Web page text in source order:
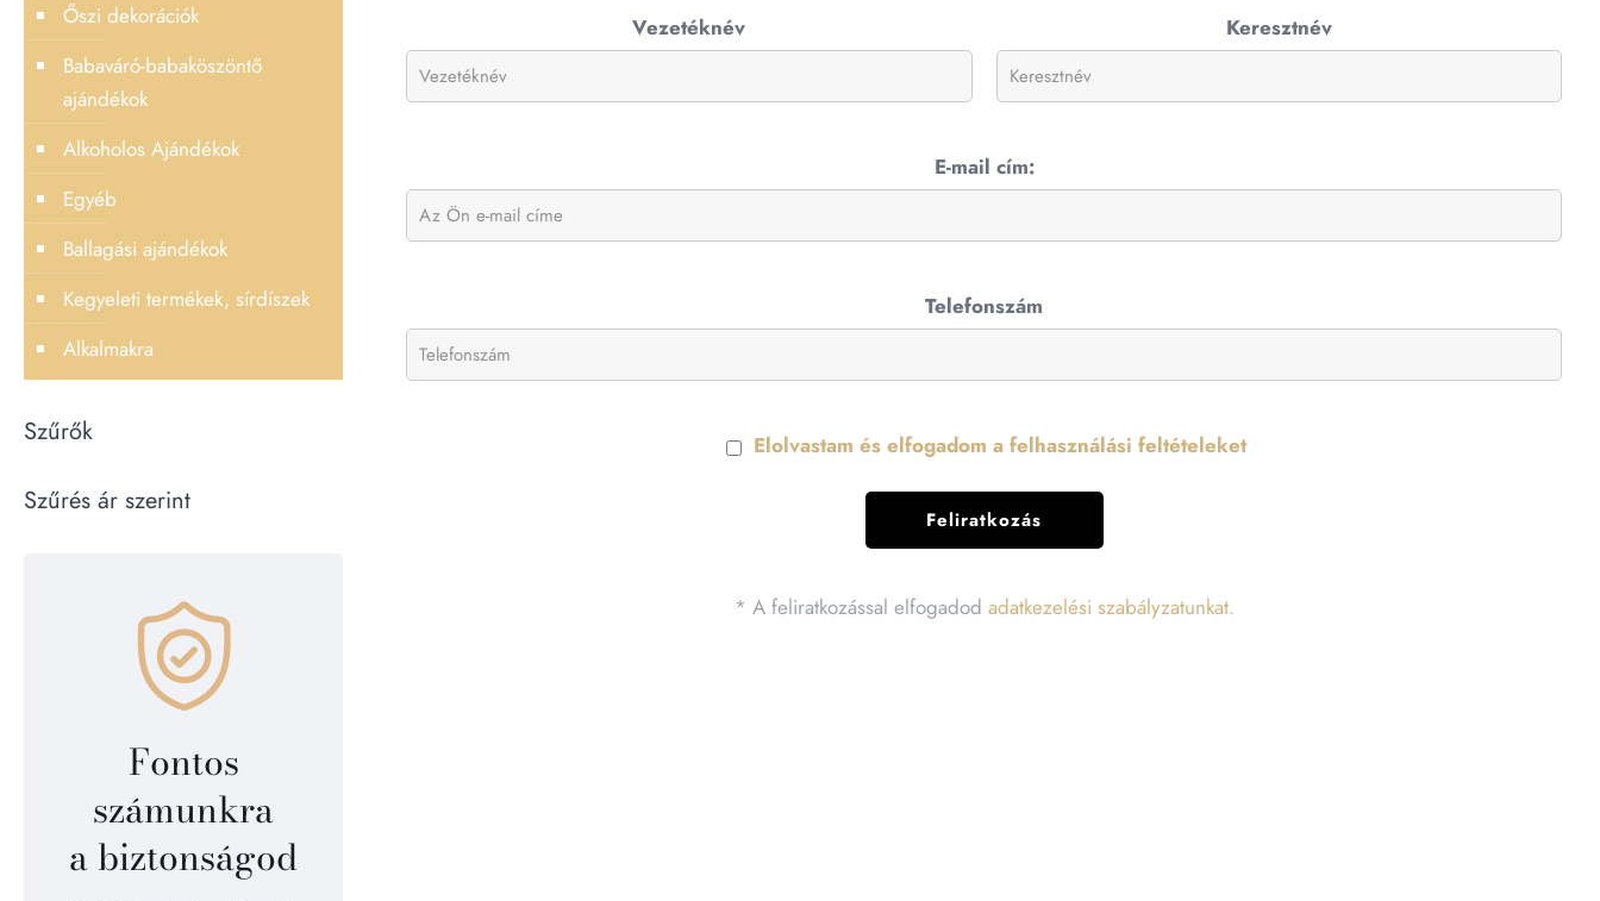
Vezetéknév Keresztnév
E-mail cím:
Telefonszám
Elolvastam és elfogadom a felhasználási feltételeket
* A feliratkozással elfogadod adatkezelési szabályzatunkat.
Őszi dekorációk
Babaváró-babaköszöntő
ajándékok
Alkoholos Ajándékok
Egyéb
Ballagási ajándékok
Kegyeleti termékek, sírdíszek
Alkalmakra
Szűrők
Szűrés ár szerint
Fontos
számunkra
a biztonságod